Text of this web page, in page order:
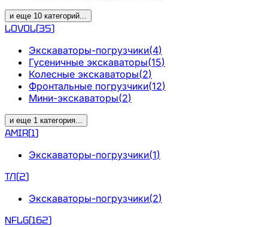
и еще 10 категорий...
LOVOL(35)
Экскаваторы-погрузчики(4)
Гусеничные экскаваторы(15)
Колесные экскаваторы(2)
Фронтальные погрузчики(12)
Мини-экскаваторы(2)
и еще 1 категория...
AMIR(1)
Экскаваторы-погрузчики(1)
ТЛ(2)
Экскаваторы-погрузчики(2)
NFLG(162)